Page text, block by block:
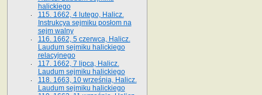
halickiego
115. 1662, 4 lutego, Halicz.
Instrukcya sejmiku posłom na
sejm walny
116. 1662, 5 czerwca, Halicz.
Laudum sejmiku halickiego
relacyjnego
117. 1662, 7 lipca, Halicz.
Laudum sejmiku halickiego
118. 1663, 10 września, Halicz.
Laudum sejmiku halickiego